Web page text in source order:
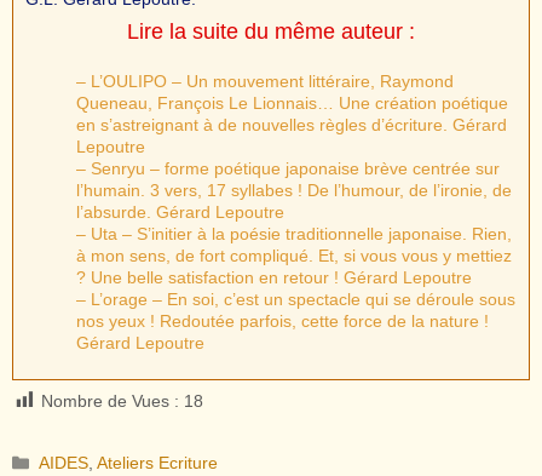
Lire la suite du même auteur :
– L’OULIPO – Un mouvement littéraire, Raymond
Queneau, François Le Lionnais… Une création poétique
en s’astreignant à de nouvelles règles d’écriture. Gérard
Lepoutre
– Senryu – forme poétique japonaise brève centrée sur
l’humain. 3 vers, 17 syllabes ! De l’humour, de l’ironie, de
l’absurde. Gérard Lepoutre
– Uta – S’initier à la poésie traditionnelle japonaise. Rien,
à mon sens, de fort compliqué. Et, si vous vous y mettiez
? Une belle satisfaction en retour ! Gérard Lepoutre
– L’orage – En soi, c’est un spectacle qui se déroule sous
nos yeux ! Redoutée parfois, cette force de la nature !
Gérard Lepoutre
Nombre de Vues : 18
Catégories
AIDES ,Ateliers Ecriture